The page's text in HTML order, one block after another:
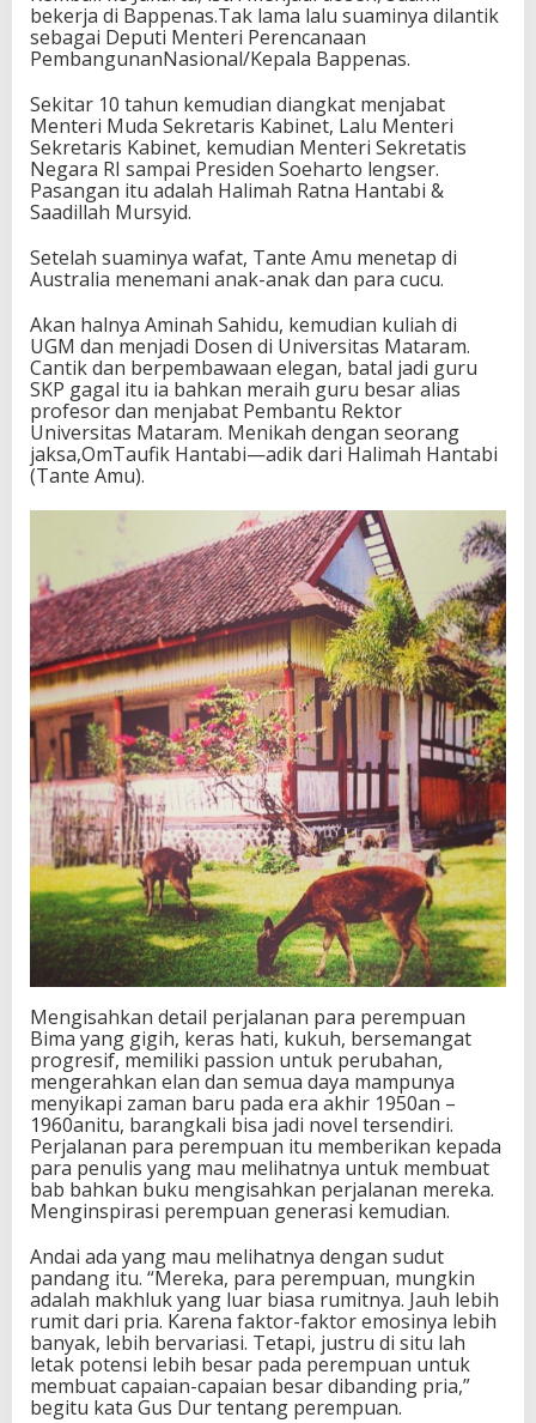
bekerja di Bappenas.Tak lama lalu suaminya dilantik
sebagai Deputi Menteri Perencanaan
PembangunanNasional/Kepala Bappenas.
Sekitar 10 tahun kemudian diangkat menjabat
Menteri Muda Sekretaris Kabinet, Lalu Menteri
Sekretaris Kabinet, kemudian Menteri Sekretatis
Negara RI sampai Presiden Soeharto lengser.
Pasangan itu adalah Halimah Ratna Hantabi &
Saadillah Mursyid.
Setelah suaminya wafat, Tante Amu menetap di
Australia menemani anak-anak dan para cucu.
Akan halnya Aminah Sahidu, kemudian kuliah di
UGM dan menjadi Dosen di Universitas Mataram.
Cantik dan berpembawaan elegan, batal jadi guru
SKP gagal itu ia bahkan meraih guru besar alias
profesor dan menjabat Pembantu Rektor
Universitas Mataram. Menikah dengan seorang
jaksa,OmTaufik Hantabi—adik dari Halimah Hantabi
(Tante Amu).
Mengisahkan detail perjalanan para perempuan
Bima yang gigih, keras hati, kukuh, bersemangat
progresif, memiliki passion untuk perubahan,
mengerahkan elan dan semua daya mampunya
menyikapi zaman baru pada era akhir 1950an –
1960anitu, barangkali bisa jadi novel tersendiri.
Perjalanan para perempuan itu memberikan kepada
para penulis yang mau melihatnya untuk membuat
bab bahkan buku mengisahkan perjalanan mereka.
Menginspirasi perempuan generasi kemudian.
Andai ada yang mau melihatnya dengan sudut
pandang itu. “Mereka, para perempuan, mungkin
adalah makhluk yang luar biasa rumitnya. Jauh lebih
rumit dari pria. Karena faktor-faktor emosinya lebih
banyak, lebih bervariasi. Tetapi, justru di situ lah
letak potensi lebih besar pada perempuan untuk
membuat capaian-capaian besar dibanding pria,”
begitu kata Gus Dur tentang perempuan.